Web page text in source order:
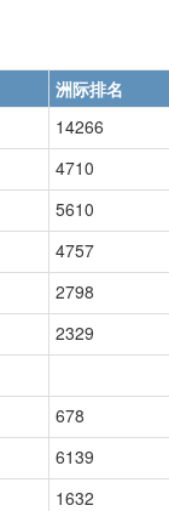
洲际排名
14266
4710
5610
4757
2798
2329
678
6139
1632